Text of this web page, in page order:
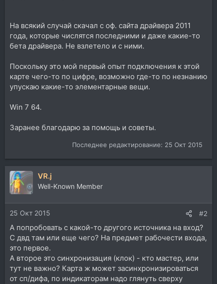
На всякий случай скачал с оф. сайта драйвера 2011
года, которые числятся последними и даже какие-то
бета драйвера. Не взлетело и с ними.
Поскольку это мой первый опыт подключения к этой
карте чего-то по цифре, возможно где-то по незнанию
упускаю какие-то элементарные вещи.
Win 7 64.
Заранее благодарю за помощь и советы.
Последнее редактирование: 25 Окт 2015
VR.j
Well-Known Member
25 Окт 2015 #2
А попробовать с какой-то другого источника на вход?
С двд там или еще чего? На предмет рабочести входа,
это первое.
А второе это синхронизация (клок) - кто мастер, или
тут не важно? Карта ж может засинхронизироваться
от сп/дифа, по индикаторам надо глянуть сверху